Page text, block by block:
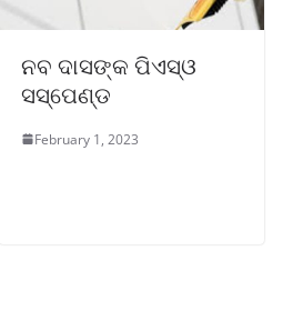
ନବ ଦାସଙ୍କ ପିଏସ୍‌ଓ
ସସ୍‌ପେଣ୍ଡ
February 1, 2023